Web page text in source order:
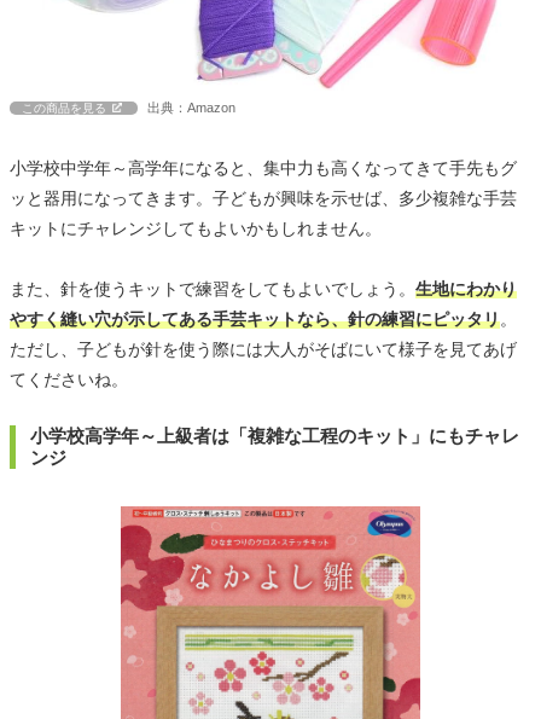
この商品を見る 出典：Amazon
小学校中学年～高学年になると、集中力も高くなってきて手先もグ
ッと器用になってきます。子どもが興味を示せば、多少複雑な手芸
キットにチャレンジしてもよいかもしれません。
また、針を使うキットで練習をしてもよいでしょう。 生地にわかり
やすく縫い穴が示してある手芸キットなら、針の練習にピッタリ。
ただし、子どもが針を使う際には大人がそばにいて様子を見てあげ
てくださいね。
小学校高学年～上級者は「複雑な工程のキット」にもチャレ
ンジ